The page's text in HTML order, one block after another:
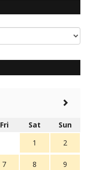
Fri Sat
Sun
1
2
7 8 9